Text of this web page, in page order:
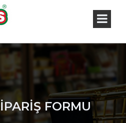
FORMU